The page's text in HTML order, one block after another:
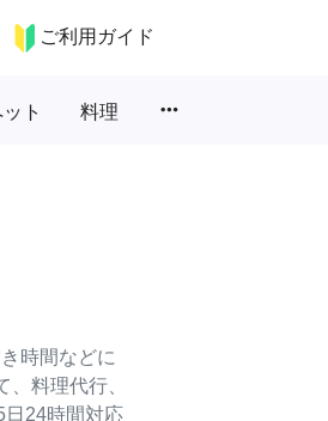
ご利用ガイド
ト 料理 more_horiz
時間などに
料理代行、
日24時間対応